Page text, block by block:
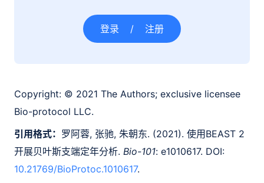
登录 / 注册
Copyright: © 2021 The Authors; exclusive licensee
Bio-protocol LLC.
引用格式： 罗阿蓉, 张驰, 朱朝东. (2021). 使用BEAST 2
开展贝叶斯支端定年分析. Bio-101: e1010617. DOI:
10.21769/BioProtoc.1010617.